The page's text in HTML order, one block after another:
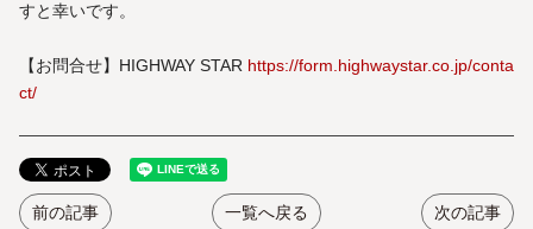
すと幸いです。
【お問合せ】HIGHWAY STAR https://form.highwaystar.co.jp/conta
ct/
前の記事 一覧へ戻る 次の記事